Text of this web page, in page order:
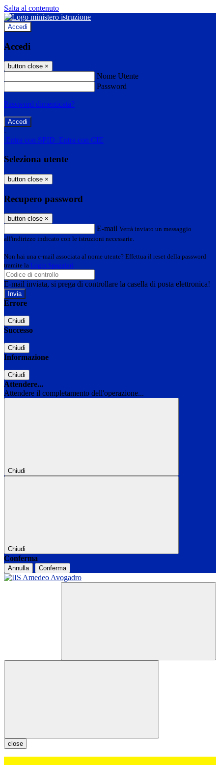
Salta al contenuto
Accedi
Accedi
button close ×
Nome Utente
Password
Password dimenticata?
-
Entra con SPID Entra con CIE
Seleziona utente
button close ×
Recupero password
button close ×
E-mail Verrà inviato un messaggio
all'indirizzo indicato con le istruzioni necessarie.
Non hai una e-mail associata al nome utente? Effettua il reset della password
tramite la Login Spaggiari
E-mail inviata, si prega di controllare la casella di posta elettronica!
Errore
Chiudi
Successo
Chiudi
Informazione
Chiudi
Attendere...
Attendere il completamento dell'operazione...
Chiudi
Chiudi
Conferma
Annulla Conferma
close